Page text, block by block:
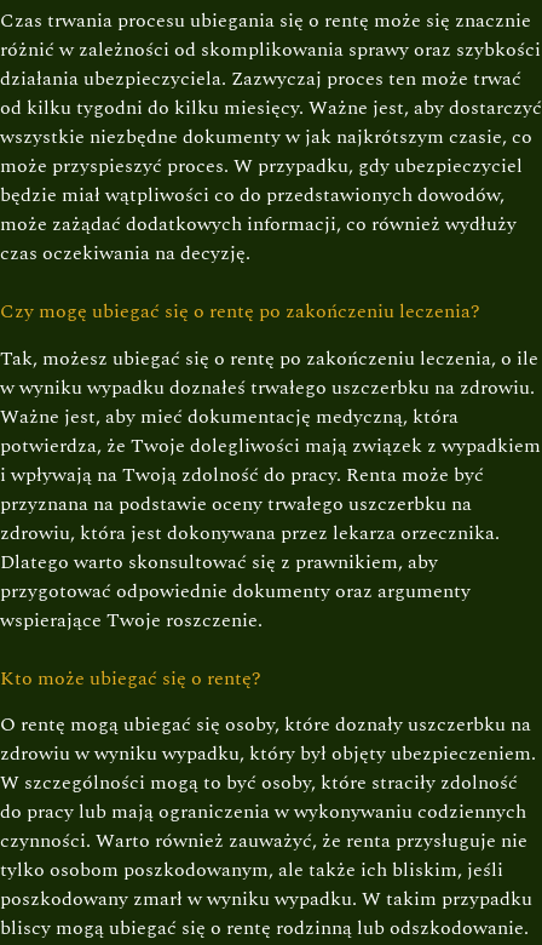
Czas trwania procesu ubiegania się o rentę może się znacznie
różnić w zależności od skomplikowania sprawy oraz szybkości
działania ubezpieczyciela. Zazwyczaj proces ten może trwać
od kilku tygodni do kilku miesięcy. Ważne jest, aby dostarczyć
wszystkie niezbędne dokumenty w jak najkrótszym czasie, co
może przyspieszyć proces. W przypadku, gdy ubezpieczyciel
będzie miał wątpliwości co do przedstawionych dowodów,
może zażądać dodatkowych informacji, co również wydłuży
czas oczekiwania na decyzję.
Czy mogę ubiegać się o rentę po zakończeniu leczenia?
Tak, możesz ubiegać się o rentę po zakończeniu leczenia, o ile
w wyniku wypadku doznałeś trwałego uszczerbku na zdrowiu.
Ważne jest, aby mieć dokumentację medyczną, która
potwierdza, że Twoje dolegliwości mają związek z wypadkiem
i wpływają na Twoją zdolność do pracy. Renta może być
przyznana na podstawie oceny trwałego uszczerbku na
zdrowiu, która jest dokonywana przez lekarza orzecznika.
Dlatego warto skonsultować się z prawnikiem, aby
przygotować odpowiednie dokumenty oraz argumenty
wspierające Twoje roszczenie.
Kto może ubiegać się o rentę?
O rentę mogą ubiegać się osoby, które doznały uszczerbku na
zdrowiu w wyniku wypadku, który był objęty ubezpieczeniem.
W szczególności mogą to być osoby, które straciły zdolność
do pracy lub mają ograniczenia w wykonywaniu codziennych
czynności. Warto również zauważyć, że renta przysługuje nie
tylko osobom poszkodowanym, ale także ich bliskim, jeśli
poszkodowany zmarł w wyniku wypadku. W takim przypadku
bliscy mogą ubiegać się o rentę rodzinną lub odszkodowanie.